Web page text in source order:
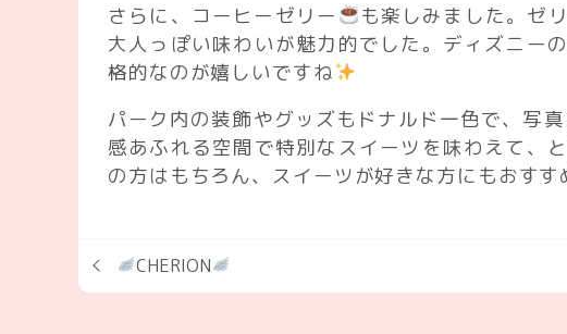
さらに、コーヒーゼリー
も楽しみました。ゼ
大人っぽい味わいが魅力的でした。ディズニー
格的なのが嬉しいですね
パーク内の装飾やグッズもドナルド一色で、写
感あふれる空間で特別なスイーツを味わえて、
の方はもちろん、スイーツが好きな方にもおすす
CHERION